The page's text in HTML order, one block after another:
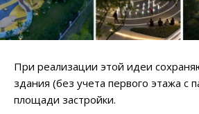
При реализации этой идеи
здания (без учета первого этажа с
площади застройки.